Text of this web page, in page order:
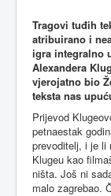
Tragovi tuđih
atribuirano i
igra integralno
Alexandera
vjerojatno bio
teksta nas
Prijevod
petnaestak
prevoditelj, i je li
Klugeu kao
ništa. Još ni
malo zagrebao.